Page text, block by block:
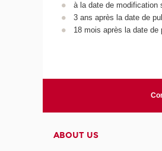
à la date de modification
3 ans après la date de
18 mois après la date de
ABOUT US